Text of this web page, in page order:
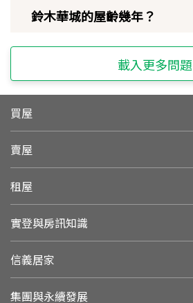
鈴木華城的屋齡幾年？
載入更多問題
買屋
賣屋
租屋
實登與房訊知識
信義居家
集團與永續發展